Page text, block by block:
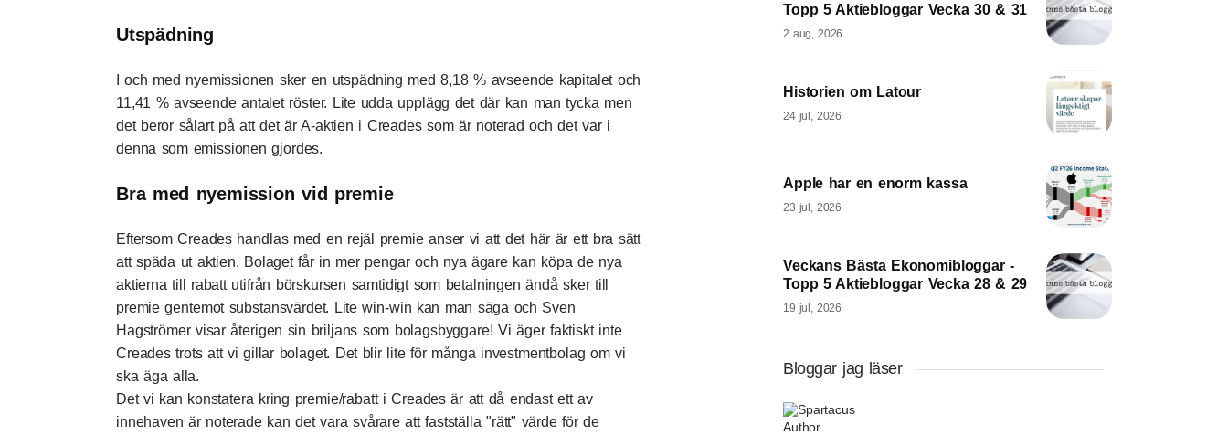
Utspädning
I och med nyemissionen sker en utspädning med 8,18 % avseende kapitalet och
11,41 % avseende antalet röster. Lite udda upplägg det där kan man tycka men
det beror sålart på att det är A-aktien i Creades som är noterad och det var i
denna som emissionen gjordes.
Bra med nyemission vid premie
Eftersom Creades handlas med en rejäl premie anser vi att det här är ett bra sätt
att späda ut aktien. Bolaget får in mer pengar och nya ägare kan köpa de nya
aktierna till rabatt utifrån börskursen samtidigt som betalningen ändå sker till
premie gentemot substansvärdet. Lite win-win kan man säga och Sven
Hagströmer visar återigen sin briljans som bolagsbyggare! Vi äger faktiskt inte
Creades trots att vi gillar bolaget. Det blir lite för många investmentbolag om vi
ska äga alla.
Det vi kan konstatera kring premie/rabatt i Creades är att då endast ett av
innehaven är noterade kan det vara svårare att fastställa "rätt" värde för de
Topp 5 Aktiebloggar Vecka 30 & 31
2 aug, 2026
Historien om Latour
24 jul, 2026
Apple har en enorm kassa
23 jul, 2026
Veckans Bästa Ekonomibloggar -
Topp 5 Aktiebloggar Vecka 28 & 29
19 jul, 2026
Bloggar jag läser
Spartacus